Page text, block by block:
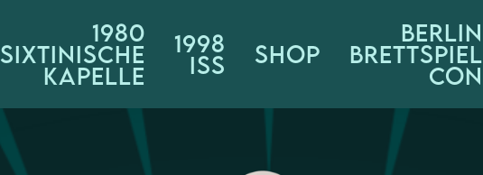
1980
SIXTINISCHE
KAPELLE
1998
ISS SHOP
BERLIN
BRETTSPIEL
CON